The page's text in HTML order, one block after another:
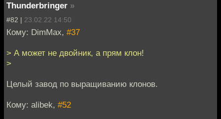
Thunderbringer »
#82 | 23.02.22 14:50
Кому: DimMax, #37
> А может не двойник, а прям клон!
>
Целый завод по выращиванию клонов.
Кому: alibek, #52